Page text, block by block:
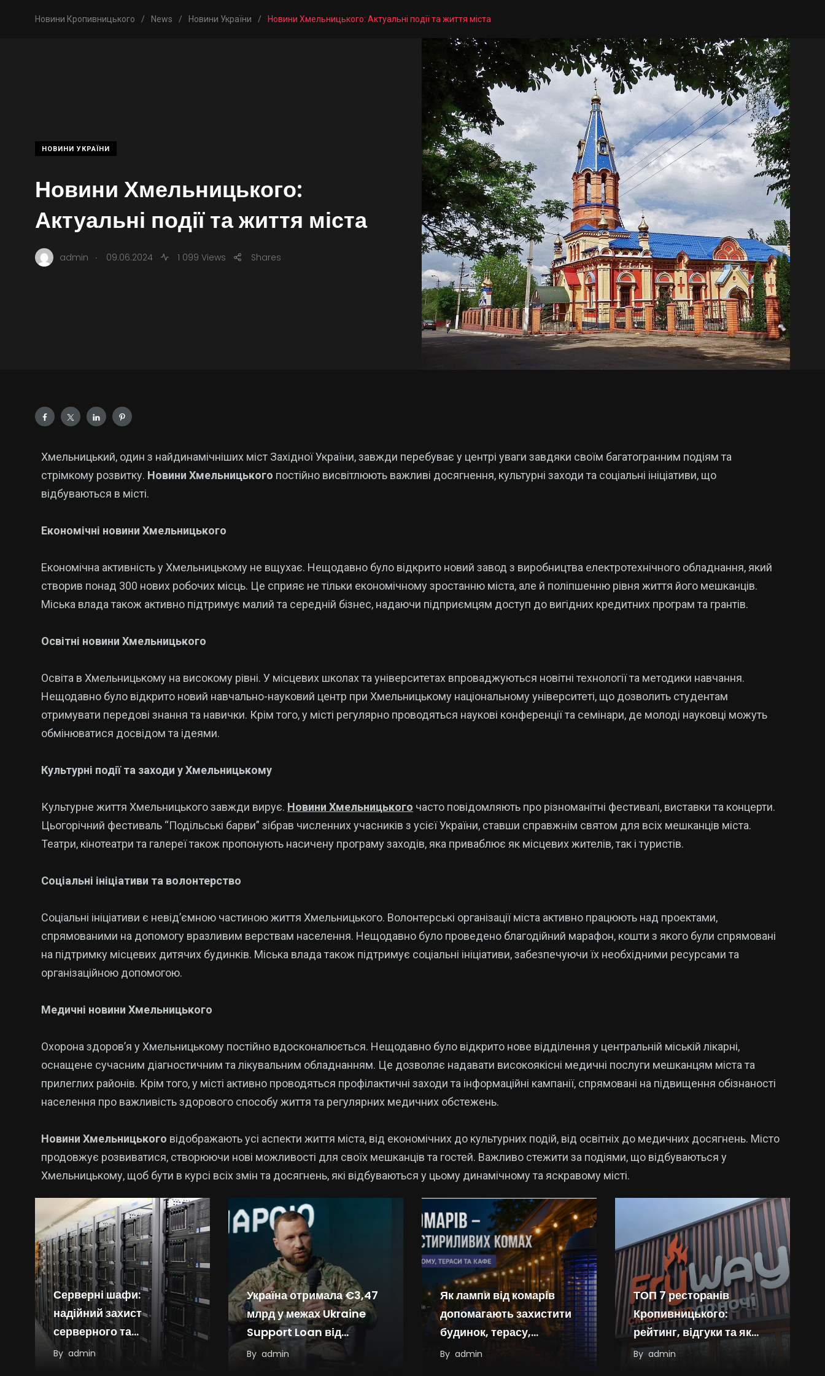
Новини Кропивницького / News / Новини України / Новини Хмельницького: Актуальні події та життя міста
НОВИНИ УКРАЇНИ
Новини Хмельницького:
Актуальні події та життя міста
admin . 09.06.2024 1 099 Views Shares
Хмельницький, один з найдинамічніших міст Західної України, завжди перебуває у центрі уваги завдяки своїм багатогранним подіям та
стрімкому розвитку. Новини Хмельницького постійно висвітлюють важливі досягнення, культурні заходи та соціальні ініціативи, що
відбуваються в місті.
Економічні новини Хмельницького
Економічна активність у Хмельницькому не вщухає. Нещодавно було відкрито новий завод з виробництва електротехнічного обладнання, який
створив понад 300 нових робочих місць. Це сприяє не тільки економічному зростанню міста, але й поліпшенню рівня життя його мешканців.
Міська влада також активно підтримує малий та середній бізнес, надаючи підприємцям доступ до вигідних кредитних програм та грантів.
Освітні новини Хмельницького
Освіта в Хмельницькому на високому рівні. У місцевих школах та університетах впроваджуються новітні технології та методики навчання.
Нещодавно було відкрито новий навчально-науковий центр при Хмельницькому національному університеті, що дозволить студентам
отримувати передові знання та навички. Крім того, у місті регулярно проводяться наукові конференції та семінари, де молоді науковці можуть
обмінюватися досвідом та ідеями.
Культурні події та заходи у Хмельницькому
Культурне життя Хмельницького завжди вирує. Новини Хмельницького часто повідомляють про різноманітні фестивалі, виставки та концерти.
Цьогорічний фестиваль “Подільські барви” зібрав численних учасників з усієї України, ставши справжнім святом для всіх мешканців міста.
Театри, кінотеатри та галереї також пропонують насичену програму заходів, яка приваблює як місцевих жителів, так і туристів.
Соціальні ініціативи та волонтерство
Соціальні ініціативи є невід’ємною частиною життя Хмельницького. Волонтерські організації міста активно працюють над проектами,
спрямованими на допомогу вразливим верствам населення. Нещодавно було проведено благодійний марафон, кошти з якого були спрямовані
на підтримку місцевих дитячих будинків. Міська влада також підтримує соціальні ініціативи, забезпечуючи їх необхідними ресурсами та
організаційною допомогою.
Медичні новини Хмельницького
Охорона здоров’я у Хмельницькому постійно вдосконалюється. Нещодавно було відкрито нове відділення у центральній міській лікарні,
оснащене сучасним діагностичним та лікувальним обладнанням. Це дозволяє надавати високоякісні медичні послуги мешканцям міста та
прилеглих районів. Крім того, у місті активно проводяться профілактичні заходи та інформаційні кампанії, спрямовані на підвищення обізнаності
населення про важливість здорового способу життя та регулярних медичних обстежень.
Новини Хмельницького відображають усі аспекти життя міста, від економічних до культурних подій, від освітніх до медичних досягнень. Місто
продовжує розвиватися, створюючи нові можливості для своїх мешканців та гостей. Важливо стежити за подіями, що відбуваються у
Хмельницькому, щоб бути в курсі всіх змін та досягнень, які відбуваються у цьому динамічному та яскравому місті.
Серверні шафи:
надійний захист
серверного та
мережевого обладнання
By admin
Україна отримала €3,47
млрд у межах Ukraine
Support Loan від
Європейського Союзу
By admin
Як лампи від комарів
допомагають захистити
будинок, терасу,
альтанку чи літній
By admin
ТОП 7 ресторанів
Кропивницького:
рейтинг, відгуки та як
обрати
By admin